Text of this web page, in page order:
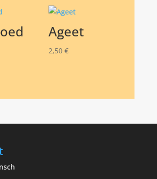
Ageet
2,50 €